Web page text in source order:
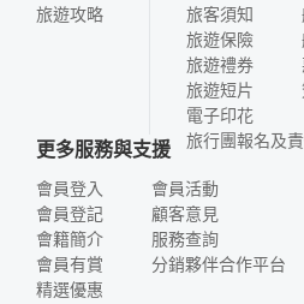
旅遊攻略
旅客須知
旅遊保險
旅遊禮券
旅遊短片
電子印花
旅行團報名及
更多服務與支援
會員登入
會員登記
會籍簡介
會員有賞
精選優惠
會員活動
顧客意見
服務查詢
分銷夥伴合作平台